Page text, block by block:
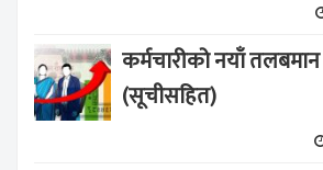
कर्मचारीको नयाँ
(सूचीसहित)